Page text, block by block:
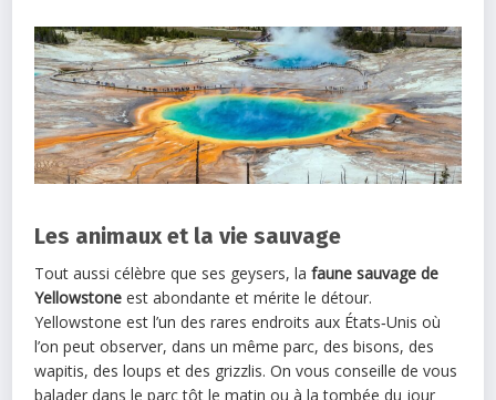
Les animaux et la vie sauvage
Tout aussi célèbre que ses geysers, lafaune sauvage de
Yellowstone est abondante et mérite le détour.
Yellowstone est l’un des rares endroits aux États‑Unis où
l’on peut observer, dans un même parc, des bisons, des
wapitis, des loups et des grizzlis. On vous conseille de vous
balader dans le parc tôt le matin ou à la tombée du jour